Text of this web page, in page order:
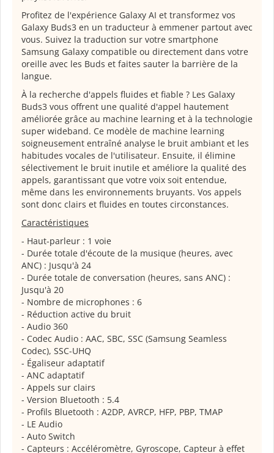
Profitez de l'expérience Galaxy AI et transformez vos
Galaxy Buds3 en un traducteur à emmener partout avec
vous. Suivez la traduction sur votre smartphone
Samsung Galaxy compatible ou directement dans votre
oreille avec les Buds et faites sauter la barrière de la
langue.
À la recherche d'appels fluides et fiable ? Les Galaxy
Buds3 vous offrent une qualité d'appel hautement
améliorée grâce au machine learning et à la technologie
super wideband. Ce modèle de machine learning
soigneusement entraîné analyse le bruit ambiant et les
habitudes vocales de l'utilisateur. Ensuite, il élimine
sélectivement le bruit inutile et améliore la qualité des
appels, garantissant que votre voix soit entendue,
même dans les environnements bruyants. Vos appels
sont donc clairs et fluides en toutes circonstances.
Caractéristiques
- Haut-parleur : 1 voie
- Durée totale d'écoute de la musique (heures, avec
ANC) : Jusqu'à 24
- Durée totale de conversation (heures, sans ANC) :
Jusqu'à 20
- Nombre de microphones : 6
- Réduction active du bruit
- Audio 360
- Codec Audio : AAC, SBC, SSC (Samsung Seamless
Codec), SSC-UHQ
- Égaliseur adaptatif
- ANC adaptatif
- Appels sur clairs
- Version Bluetooth : 5.4
- Profils Bluetooth : A2DP, AVRCP, HFP, PBP, TMAP
- LE Audio
- Auto Switch
- Capteurs : Accéléromètre, Gyroscope, Capteur à effet